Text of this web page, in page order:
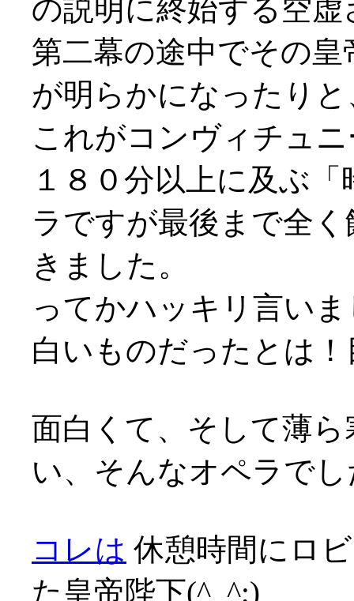
の説明に終始する空虚
第二幕の途中でその
が明らかになったりと
これがコンヴィチュ
１８０分以上に及ぶ
ラですが最後まで全
きました。
ってかハッキリ言い
白いものだったとは
面白くて、そして薄
い、そんなオペラで
コレは 休憩時間にロ
た皇帝陛下(^_^;)